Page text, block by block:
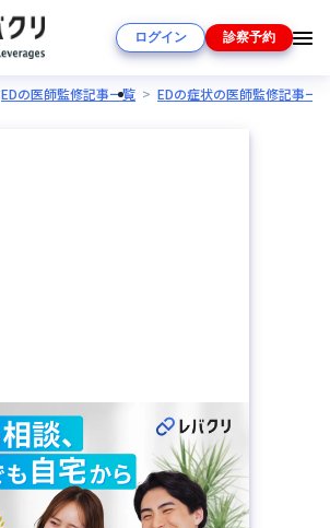
ログイン 診察予約
EDの医師監修記事一覧 EDの症状の医師監修記事一覧